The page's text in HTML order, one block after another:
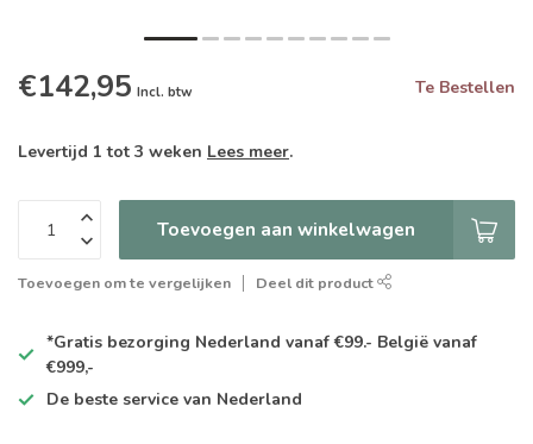
€142,95 Incl. btw Te Bestellen
Levertijd 1 tot 3 weken Lees meer.
Toevoegen aan winkelwagen
Toevoegen om te vergelijken Deel dit product
*Gratis bezorging Nederland vanaf €99.- België vanaf
€999,-
De beste service van Nederland